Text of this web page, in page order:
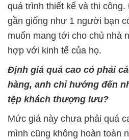
quá trình thiết kế và thi
gần giống như 1 người bạn
muốn mang tới cho chủ nhà
hợp với kinh tế của họ.
Định giá quá cao có phải
hàng, anh chỉ hướng đến
tệp khách thượng lưu?
Mức giá này chưa phải quá
mình cũng không hoàn toàn